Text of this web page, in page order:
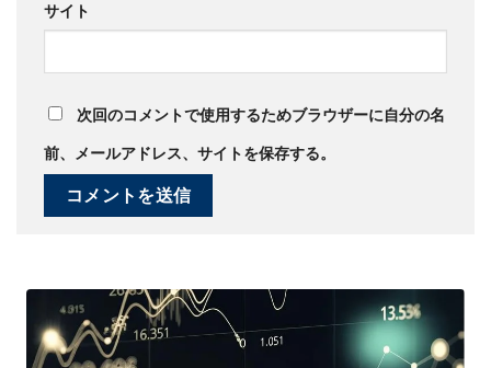
サイト
次回のコメントで使用するためブラウザーに自分の名
前、メールアドレス、サイトを保存する。